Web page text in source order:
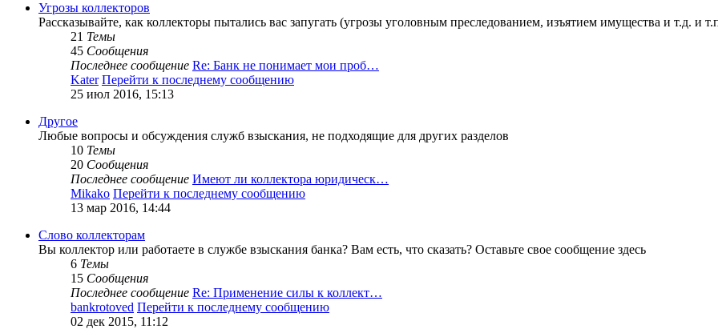
Угрозы коллекторов
Рассказывайте, как коллекторы пытались вас запугать (угрозы уголовным преследованием, изъятием имущества и т.д. и
21 Темы
45 Сообщения
Последнее сообщение Re: Банк не понимает мои проб…
Kater Перейти к последнему сообщению
25 июл 2016, 15:13
Другое
Любые вопросы и обсуждения служб взыскания, не подходящие для других разделов
10 Темы
20 Сообщения
Последнее сообщение Имеют ли коллектора юридическ…
Mikako Перейти к последнему сообщению
13 мар 2016, 14:44
Слово коллекторам
Вы коллектор или работаете в службе взыскания банка? Вам есть, что сказать? Оставьте свое сообщение здесь
6 Темы
15 Сообщения
Последнее сообщение Re: Применение силы к коллект…
bankrotoved Перейти к последнему сообщению
02 дек 2015, 11:12